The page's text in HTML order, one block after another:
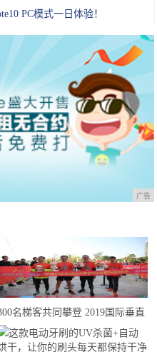
PC模式一日体验！
广告
名梯客共同攀登 2019国际垂直
拉松超级精英赛顺德海骏达中心
欢乐开跑